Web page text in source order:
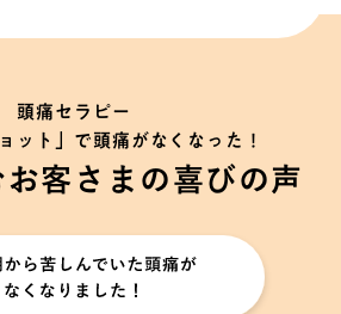
頭痛セラピー
ット」で頭痛がなくなった！
客さまの喜びの声